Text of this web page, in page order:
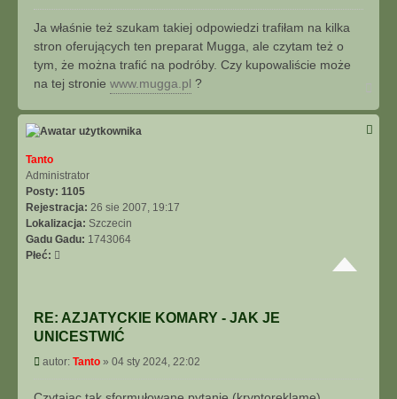
o
s
Ja właśnie też szukam takiej odpowiedzi trafiłam na kilka
stron oferujących ten preparat Mugga, ale czytam też o
tym, że można trafić na podróby. Czy kupowaliście może
na tej stronie www.mugga.pl ?
g
ó
Tanto
Administrator
Posty: 1105
Rejestracja: 26 sie 2007, 19:17
Lokalizacja: Szczecin
Gadu Gadu: 1743064
Płeć:
RE: AZJATYCKIE KOMARY - JAK JE
UNICESTWIĆ
P
s
autor: Tanto » 04 sty 2024, 22:02